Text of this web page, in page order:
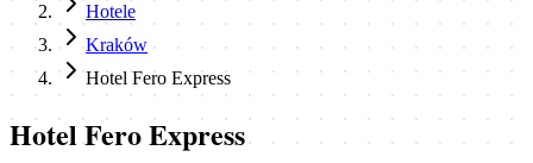
Hotele
Kraków
Hotel Fero Express
Hotel Fero Express